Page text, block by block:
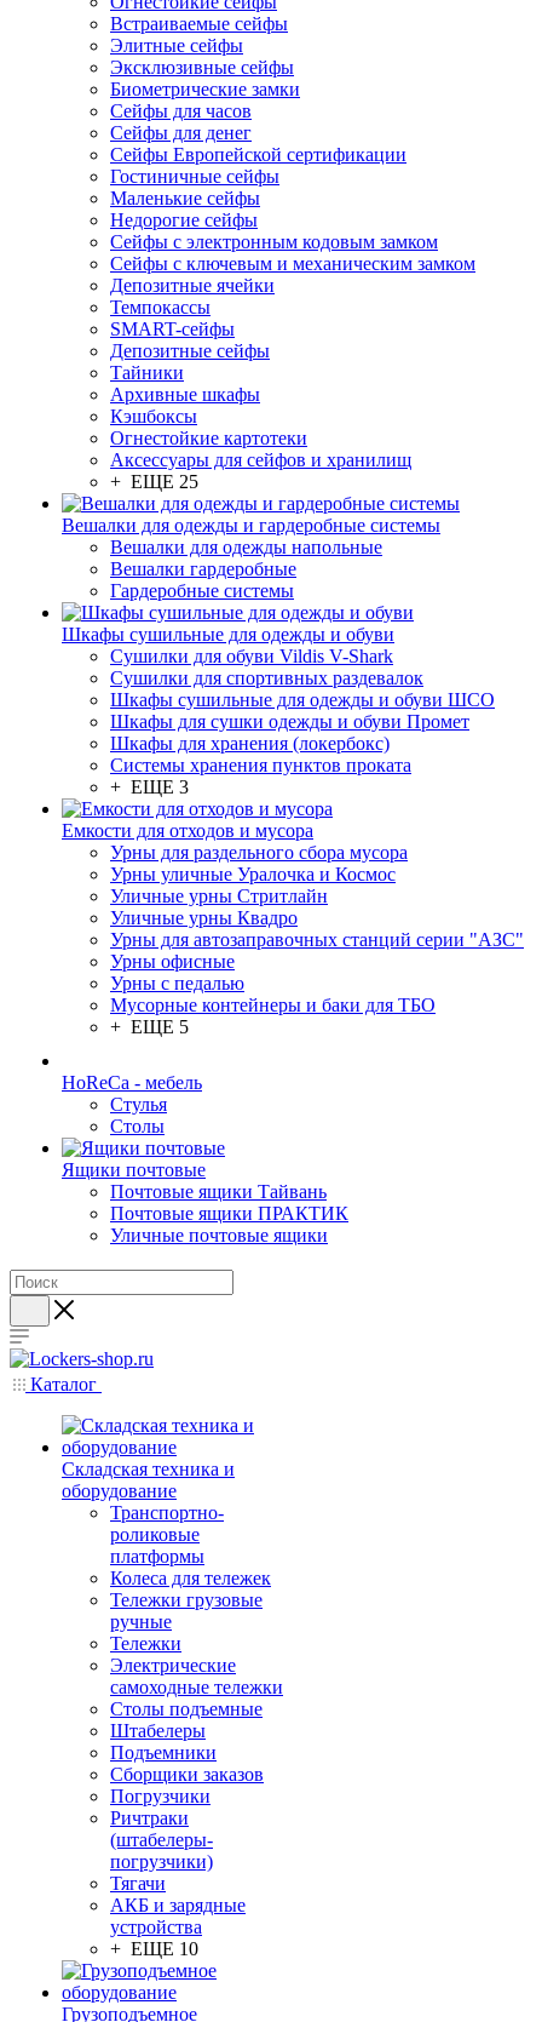
Встраиваемые сейфы
Элитные сейфы
Эксклюзивные сейфы
Биометрические замки
Сейфы для часов
Сейфы для денег
Сейфы Европейской сертификации
Гостиничные сейфы
Маленькие сейфы
Недорогие сейфы
Сейфы с электронным кодовым замком
Сейфы с ключевым и механическим замком
Депозитные ячейки
Темпокассы
SMART-сейфы
Депозитные сейфы
Тайники
Архивные шкафы
Кэшбоксы
Огнестойкие картотеки
Аксессуары для сейфов и хранилищ
+ ЕЩЕ 25
Вешалки для одежды и гардеробные системы
Вешалки для одежды напольные
Вешалки гардеробные
Гардеробные системы
Шкафы сушильные для одежды и обуви
Сушилки для обуви Vildis V-Shark
Сушилки для спортивных раздевалок
Шкафы сушильные для одежды и обуви ШСО
Шкафы для сушки одежды и обуви Промет
Шкафы для хранения (локербокс)
Системы хранения пунктов проката
+ ЕЩЕ 3
Емкости для отходов и мусора
Урны для раздельного сбора мусора
Урны уличные Уралочка и Космос
Уличные урны Стритлайн
Уличные урны Квадро
Урны для автозаправочных станций серии "АЗС"
Урны офисные
Урны с педалью
Мусорные контейнеры и баки для ТБО
+ ЕЩЕ 5
HoReCa - мебель
Стулья
Столы
Ящики почтовые
Почтовые ящики Тайвань
Почтовые ящики ПРАКТИК
Уличные почтовые ящики
Каталог
Складская техника и
оборудование
Транспортно-
роликовые
платформы
Колеса для тележек
Тележки грузовые
ручные
Тележки
Электрические
самоходные тележки
Столы подъемные
Штабелеры
Подъемники
Сборщики заказов
Погрузчики
Ричтраки
(штабелеры-
погрузчики)
Тягачи
АКБ и зарядные
устройства
+ ЕЩЕ 10
Грузоподъемное